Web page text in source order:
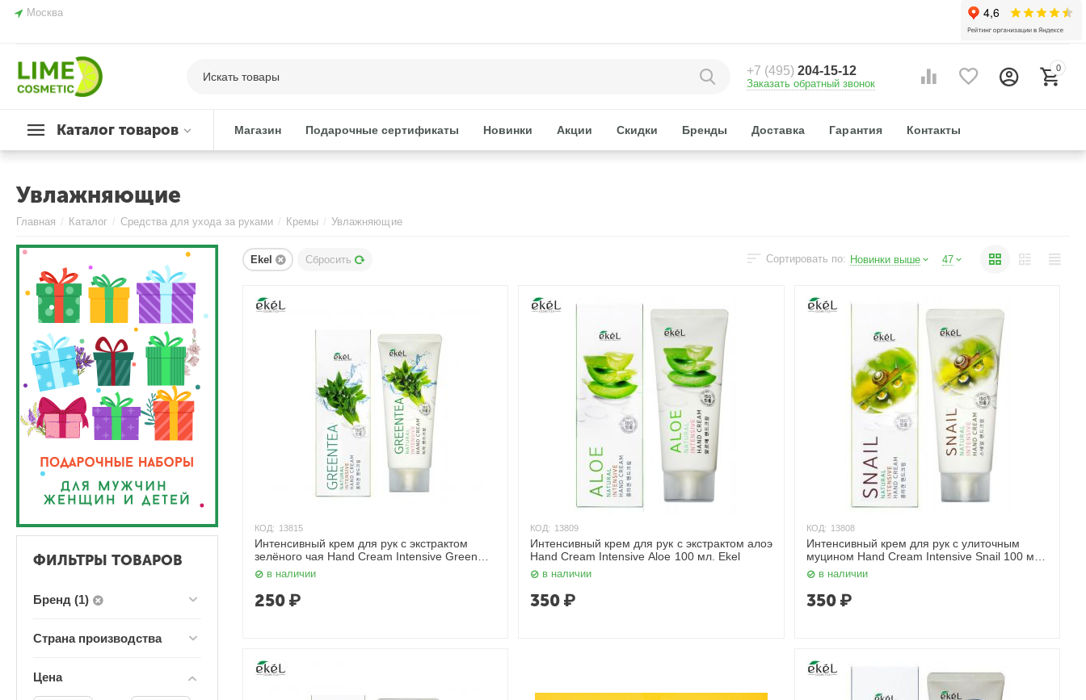
Москва
+7 (495)204-15-12
Заказать обратный звонок
0
Каталог товаров Магазин Подарочные сертификаты Новинки Акции Скидки Бренды Доставка Гарантия Контакты
Увлажняющие
Главная / Каталог / Средства для ухода за руками / Кремы / Увлажняющие
Ekel Сбросить Сортировать по: Новинки выше 47
КОД: 13815
Интенсивный крем для рук с экстрактом
зелёного чая Hand Cream Intensive Green
Tea 100 мл. Ekel
в наличии
250 ₽
КОД: 13809
Интенсивный крем для рук с экстрактом алоэ
Hand Cream Intensive Aloe 100 мл. Ekel
в наличии
350 ₽
КОД: 13808
Интенсивный крем для рук с улиточным
муцином Hand Cream Intensive Snail 100 мл.
Ekelв наличии
350 ₽
ФИЛЬТРЫ ТОВАРОВ
Бренд (1)
Страна производства
Цена